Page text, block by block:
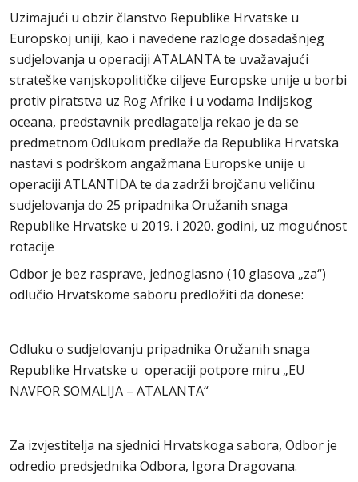
Uzimajući u obzir članstvo Republike Hrvatske u
Europskoj uniji, kao i navedene razloge dosadašnjeg
sudjelovanja u operaciji ATALANTA te uvažavajući
strateške vanjskopolitičke ciljeve Europske unije u borbi
protiv piratstva uz Rog Afrike i u vodama Indijskog
oceana, predstavnik predlagatelja rekao je da se
predmetnom Odlukom predlaže da Republika Hrvatska
nastavi s podrškom angažmana Europske unije u
operaciji ATLANTIDA te da zadrži brojčanu veličinu
sudjelovanja do 25 pripadnika Oružanih snaga
Republike Hrvatske u 2019. i 2020. godini, uz mogućnost
rotacije
Odbor je bez rasprave, jednoglasno (10 glasova „za“)
odlučio Hrvatskome saboru predložiti da donese:
Odluku o sudjelovanju pripadnika Oružanih snaga
Republike Hrvatske u operaciji potpore miru „EU
NAVFOR SOMALIJA – ATALANTA“
Za izvjestitelja na sjednici Hrvatskoga sabora, Odbor je
odredio predsjednika Odbora, Igora Dragovana.